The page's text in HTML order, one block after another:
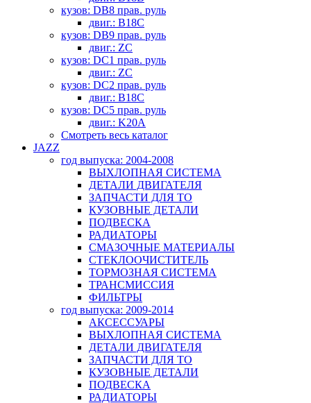
кузов: DB8 прав. руль
двиг.: B18C
кузов: DB9 прав. руль
двиг.: ZC
кузов: DC1 прав. руль
двиг.: ZC
кузов: DC2 прав. руль
двиг.: B18C
кузов: DC5 прав. руль
двиг.: K20A
Смотреть весь каталог
JAZZ
год выпуска: 2004-2008
ВЫХЛОПНАЯ СИСТЕМА
ДЕТАЛИ ДВИГАТЕЛЯ
ЗАПЧАСТИ ДЛЯ ТО
КУЗОВНЫЕ ДЕТАЛИ
ПОДВЕСКА
РАДИАТОРЫ
СМАЗОЧНЫЕ МАТЕРИАЛЫ
СТЕКЛООЧИСТИТЕЛЬ
ТОРМОЗНАЯ СИСТЕМА
ТРАНСМИССИЯ
ФИЛЬТРЫ
год выпуска: 2009-2014
АКСЕССУАРЫ
ВЫХЛОПНАЯ СИСТЕМА
ДЕТАЛИ ДВИГАТЕЛЯ
ЗАПЧАСТИ ДЛЯ ТО
КУЗОВНЫЕ ДЕТАЛИ
ПОДВЕСКА
РАДИАТОРЫ